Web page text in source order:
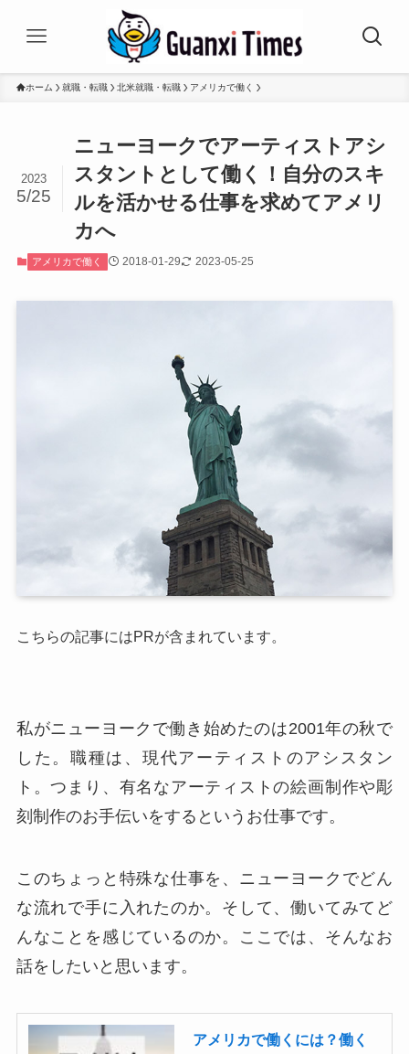
ホーム 就職・転職 北米就職・転職 アメリカで働く
ニューヨークでアーティストアシ
スタントとして働く！自分のスキ
ルを活かせる仕事を求めてアメリ
カへ
2023
5/25
アメリカで働く 2018-01-29 2023-05-25
こちらの記事にはPRが含まれています。
私がニューヨークで働き始めたのは2001年の秋で
した。職種は、現代アーティストのアシスタン
ト。つまり、有名なアーティストの絵画制作や彫
刻制作のお手伝いをするというお仕事です。
このちょっと特殊な仕事を、ニューヨークでどん
な流れで手に入れたのか。そして、働いてみてど
んなことを感じているのか。ここでは、そんなお
話をしたいと思います。
アメリカで働くには？働く